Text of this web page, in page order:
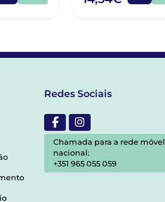
Redes Sociais
Chamada para a rede móvel
nacional:
+351 965 055 059